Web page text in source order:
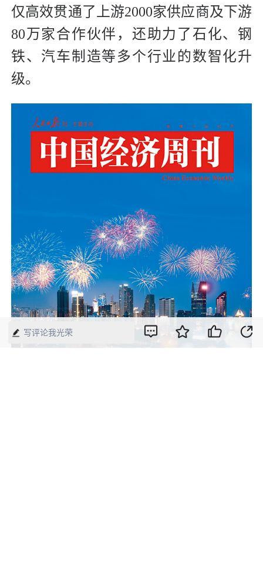
仅高效贯通了上游2000家供应商及下游
80万家合作伙伴，还助力了石化、钢
铁、汽车制造等多个行业的数智化升
级。
写评论我光荣